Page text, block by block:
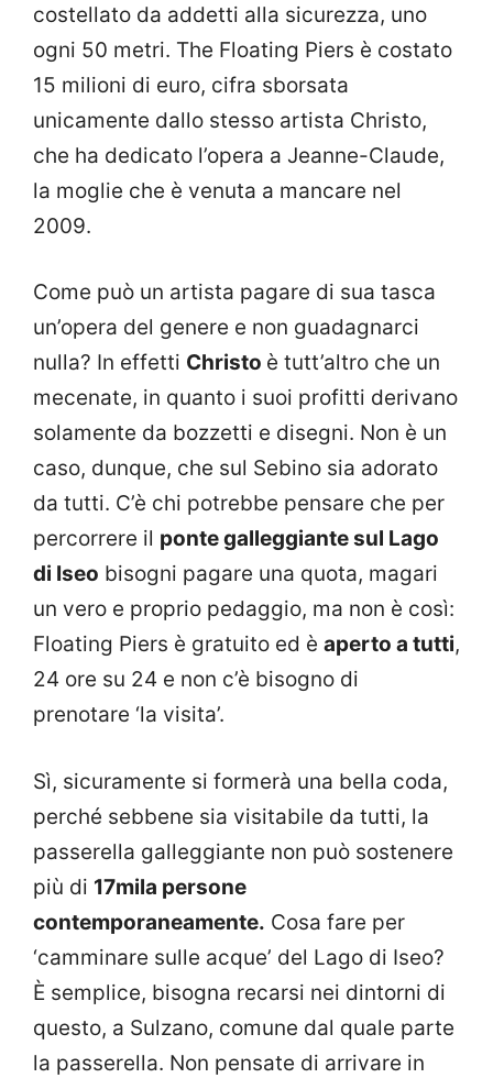
costellato da addetti alla sicurezza, uno
ogni 50 metri. The Floating Piers è costato
15 milioni di euro, cifra sborsata
unicamente dallo stesso artista Christo,
che ha dedicato l’opera a Jeanne-Claude,
la moglie che è venuta a mancare nel
2009.
Come può un artista pagare di sua tasca
un’opera del genere e non guadagnarci
nulla? In effetti Christo è tutt’altro che un
mecenate, in quanto i suoi profitti derivano
solamente da bozzetti e disegni. Non è un
caso, dunque, che sul Sebino sia adorato
da tutti. C’è chi potrebbe pensare che per
percorrere il ponte galleggiante sul Lago
di Iseo bisogni pagare una quota, magari
un vero e proprio pedaggio, ma non è così:
Floating Piers è gratuito ed è aperto a tutti,
24 ore su 24 e non c’è bisogno di
prenotare ‘la visita’.
Sì, sicuramente si formerà una bella coda,
perché sebbene sia visitabile da tutti, la
passerella galleggiante non può sostenere
più di 17mila persone
contemporaneamente. Cosa fare per
‘camminare sulle acque’ del Lago di Iseo?
È semplice, bisogna recarsi nei dintorni di
questo, a Sulzano, comune dal quale parte
la passerella. Non pensate di arrivare in